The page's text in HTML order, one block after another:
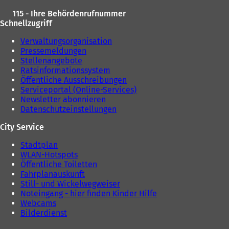
115 - Ihre Behördenrufnummer
Schnellzugriff
Verwaltungsorganisation
Pressemeldungen
Stellenangebote
Ratsinformationssystem
Öffentliche Ausschreibungen
Serviceportal (Online-Services)
Newsletter abonnieren
Datenschutzeinstellungen
City Service
Stadtplan
WLAN-Hotspots
Öffentliche Toiletten
Fahrplanauskunft
Still- und Wickelwegweiser
Noteingang - hier finden Kinder Hilfe
Webcams
Bilderdienst